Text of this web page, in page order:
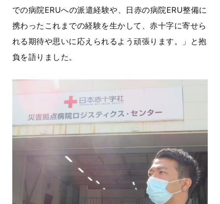
での病院ERUへの派遣経験や、日赤の病院ERU整備に
携わったこれまでの経験を生かして、赤十字に寄せら
れる期待や思いに応えられるよう頑張ります。」と抱
負を語りました。